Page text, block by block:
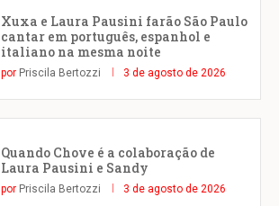
Xuxa e Laura Pausini farão São Paulo
cantar em português, espanhol e
italiano na mesma noite
por Priscila Bertozzi 3 de agosto de 2026
Quando Chove é a colaboração de
Laura Pausini e Sandy
por Priscila Bertozzi 3 de agosto de 2026